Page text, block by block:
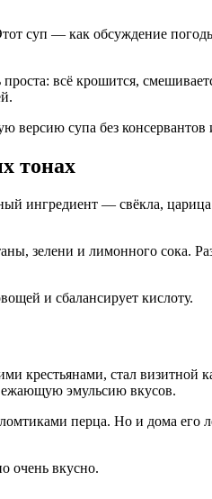
суп — как обсуждение
всё крошится,
версию супа без
тонах
ингредиент — свёкла,
зелени и лимонного сока.
и сбалансирует кислоту.
крестьянами, стал визитной
эмульсию вкусов.
перца. Но и дома его
очень вкусно.